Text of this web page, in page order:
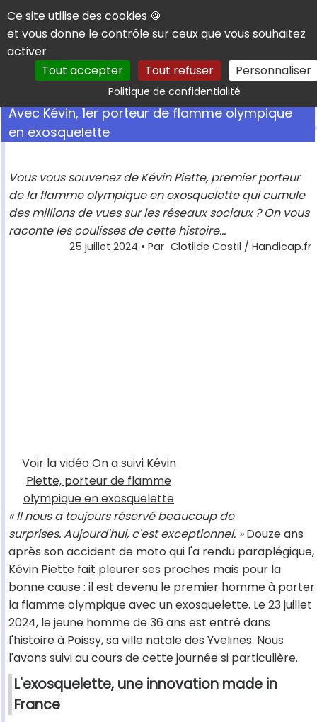
Panneau de gestion des cookies
Ce site utilise des cookies 🍪
et vous donne le contrôle sur ceux que vous souhaitez
activer
Tout accepter
Tout refuser Personnaliser
Politique de confidentialitéRechercher
Avec Kévin, 1er porteur de flamme olympique
en exosquelette
Vous vous souvenez de Kévin Piette, premier porteur
de la flamme olympique en exosquelette qui cumule
des millions de vues sur les réseaux sociaux ? On vous
raconte les coulisses de cette histoire...
25 juillet 2024 • Par Clotilde Costil / Handicap.fr
Voir la vidéo On a suivi Kévin
Piette, porteur de flamme
olympique en exosquelette
« Il nous a toujours réservé beaucoup de
surprises. Aujourd'hui, c'est exceptionnel. »Douze ans
après son accident de moto qui l'a rendu paraplégique,
Kévin Piette fait pleurer ses proches mais pour la
bonne cause : il est devenu le premier homme à porter
la flamme olympique avec un exosquelette. Le 23 juillet
2024, le jeune homme de 36 ans est entré dans
l'histoire à Poissy, sa ville natale des Yvelines. Nous
l'avons suivi au cours de cette journée si particulière.
L'exosquelette, une innovation made in
France